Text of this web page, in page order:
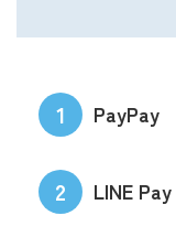
1 PayPay
2 LINE Pay